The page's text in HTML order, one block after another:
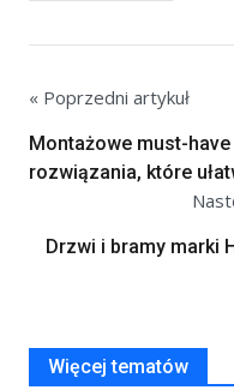
« Poprzedni artykuł
Montażowe must-
rozwiązania, które
Drzwi i bramy marki
Więcej tematów